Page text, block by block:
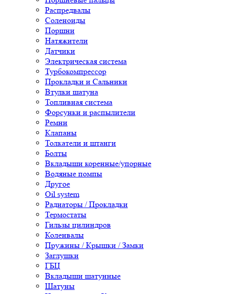
Распредвалы
Соленоиды
Поршни
Натяжители
Датчики
Электрическая система
Турбокомпрессор
Прокладки и Сальники
Втулки шатуна
Топливная система
Форсунки и распылители
Ремни
Клапаны
Толкатели и штанги
Болты
Вкладыши коренные/упорные
Водяные помпы
Другое
Oil system
Радиаторы / Прокладки
Термостаты
Гильзы цилиндров
Коленвалы
Пружины / Крышки / Замки
Заглушки
ГБЦ
Вкладыши шатунные
Шатуны